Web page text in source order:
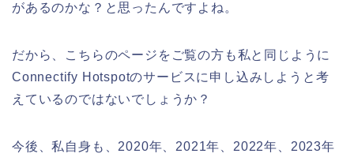
があるのかな？と思ったんですよね。
だから、こちらのページをご覧の方も私と同じように
Connectify Hotspotのサービスに申し込みしようと考
えているのではないでしょうか？
今後、私自身も、2020年、2021年、2022年、2023年